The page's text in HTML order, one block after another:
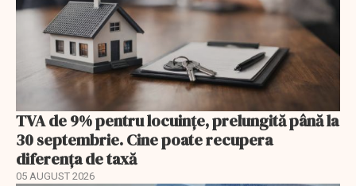
TVA de 9% pentru locuințe, prelungită până la
30 septembrie. Cine poate recupera
diferența de taxă
05 AUGUST 2026